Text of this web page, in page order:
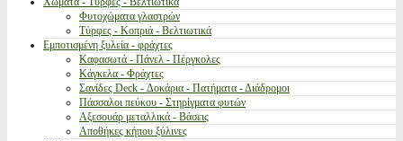
Φυτοχώματα γλαστρών
Τύρφες - Κοπριά - Βελτιωτικά
Εμποτισμένη ξυλεία - φράχτες
Καφασωτά - Πάνελ - Πέργκολες
Κάγκελα - Φράχτες
Σανίδες Deck - Δοκάρια - Πατήματα - Διάδρομοι
Πάσσαλοι πεύκου - Στηρίγματα φυτών
Αξεσουάρ μεταλλικά - Βάσεις
Αποθήκες κήπου ξύλινες